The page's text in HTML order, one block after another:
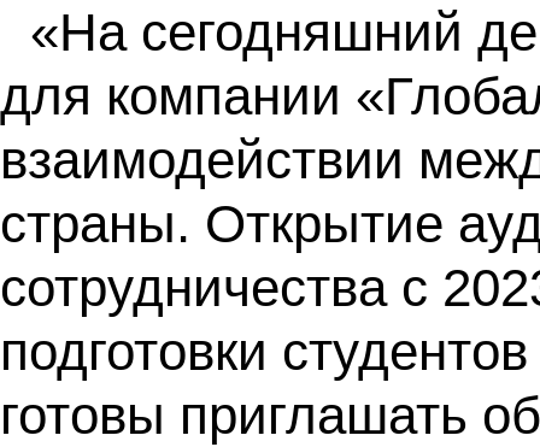
«На сегодняшний
для компании
взаимодействии
страны. Открытие
сотрудничества с
подготовки
готовы приглашать